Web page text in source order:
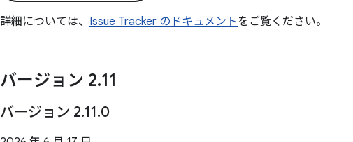
詳細については、 Issue Tracker のドキュメントをご覧ください。
バージョン 2.11
バージョン 2.11.0